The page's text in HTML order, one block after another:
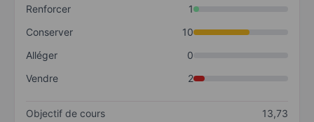
Renforcer
1
Conserver
10
Alléger
0
Vendre
2
Objectif de cours
13,73